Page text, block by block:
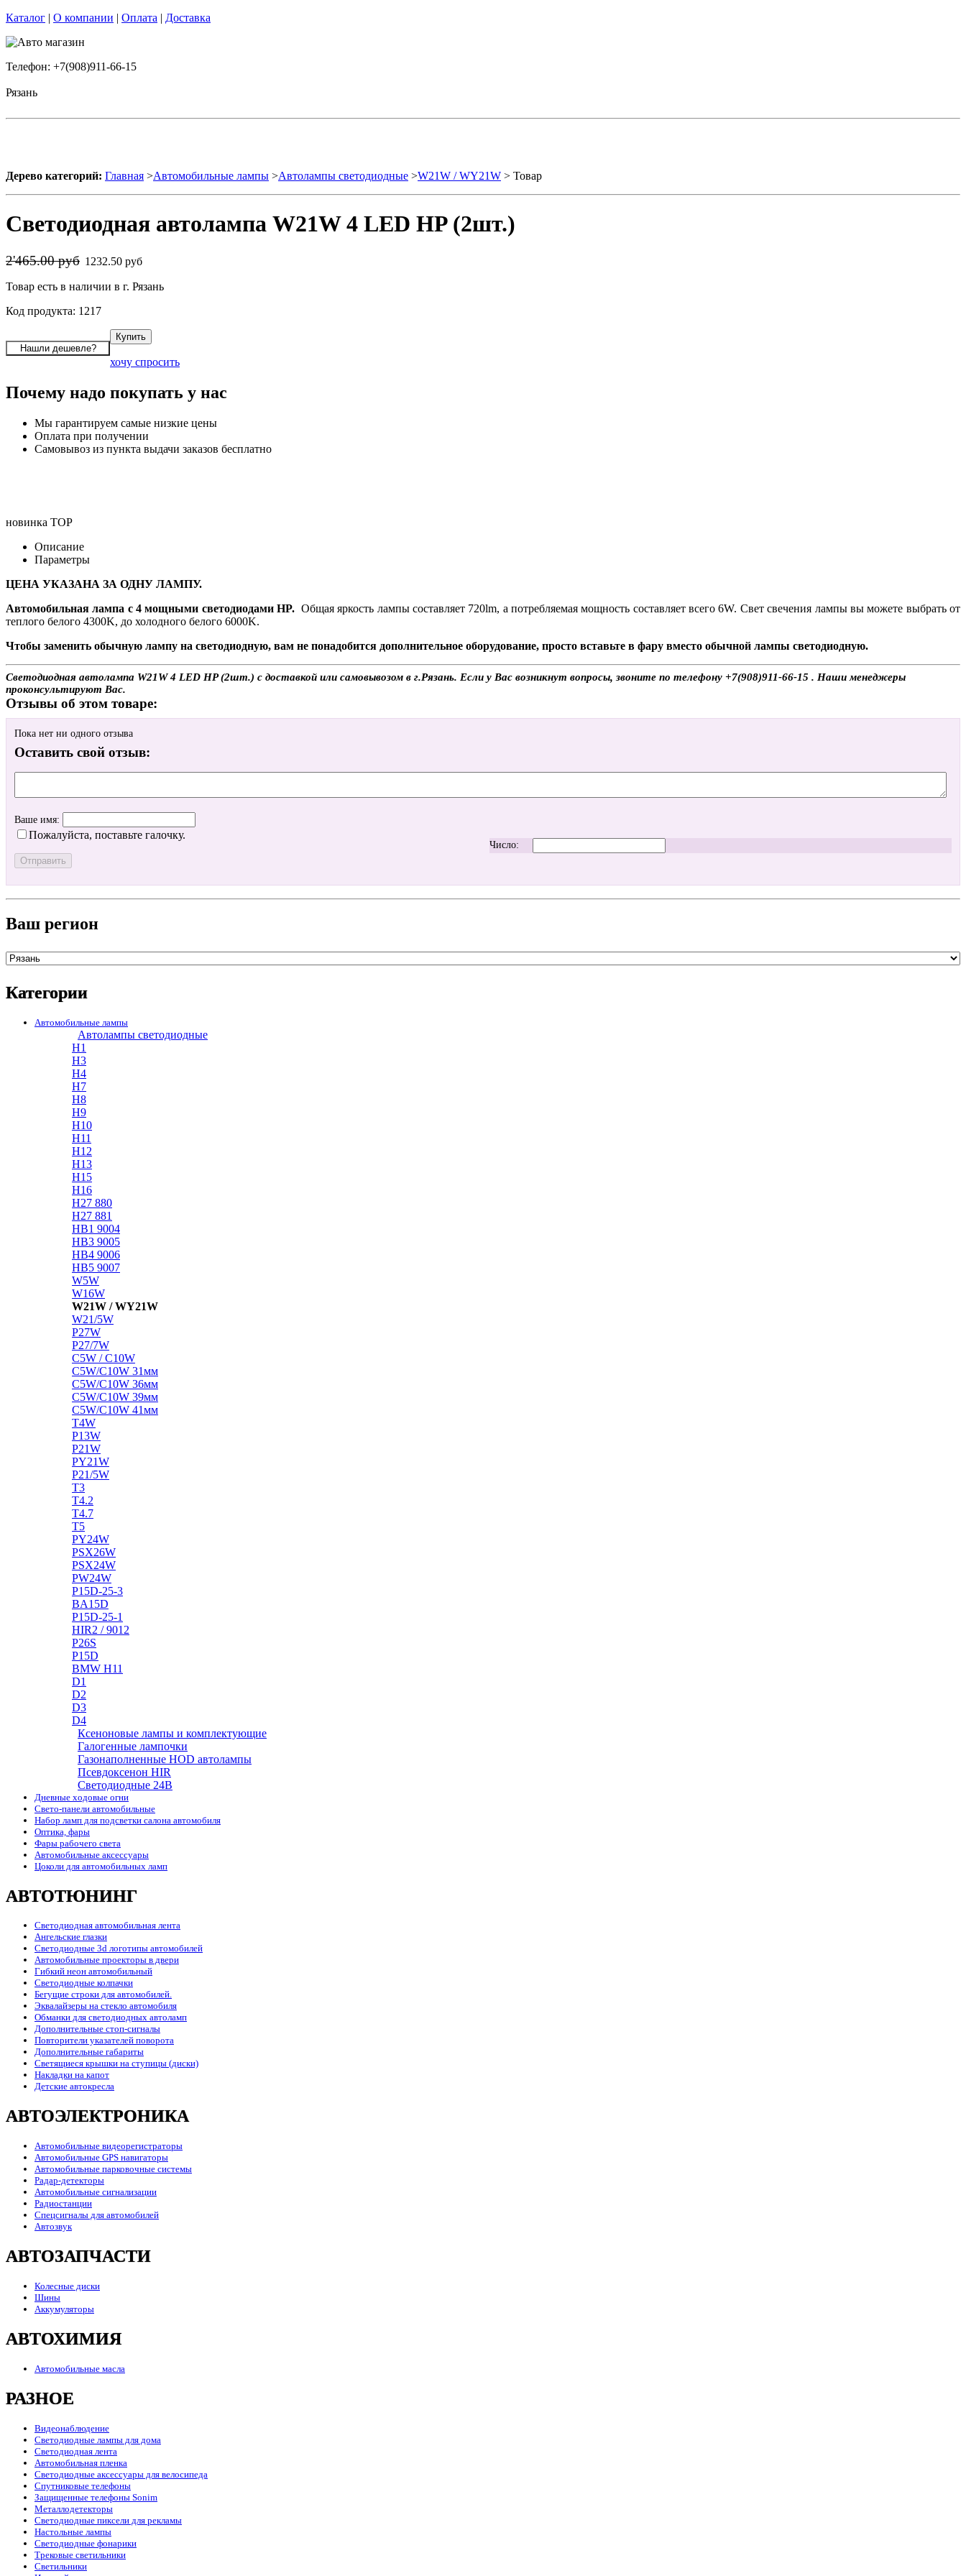
Каталог | О компании | Оплата | Доставка
Телефон: +7(908)911-66-15
Рязань
Дерево категорий: Главная >Автомобильные лампы >Автолампы светодиодные >W21W / WY21W > Товар
Светодиодная автолампа W21W 4 LED HP (2шт.)
2'465.00 руб 1232.50 руб
Товар есть в наличии в г. Рязань
Код продукта: 1217
хочу спросить
Почему надо покупать у нас
Мы гарантируем самые низкие цены
Оплата при получении
Самовывоз из пункта выдачи заказов бесплатно
новинка TOP
Описание
Параметры
ЦЕНА УКАЗАНА ЗА ОДНУ ЛАМПУ.
Автомобильная лампа с 4 мощными светодиодами HP. Общая яркость лампы составляет 720lm, а потребляемая мощность составляет всего 6W. Свет свечения лампы вы можете выбрать от
теплого белого 4300K, до холодного белого 6000K.
Чтобы заменить обычную лампу на светодиодную, вам не понадобится дополнительное оборудование, просто вставьте в фару вместо обычной лампы светодиодную.
Светодиодная автолампа W21W 4 LED HP (2шт.) с доставкой или самовывозом в г.Рязань. Если у Вас возникнут вопросы, звоните по телефону +7(908)911-66-15 . Наши менеджеры
проконсультируют Вас.
Отзывы об этом товаре:
Пока нет ни одного отзыва
Оставить свой отзыв:
Ваше имя:
Пожалуйста, поставьте галочку.
Число:
Ваш регион
Категории
Автомобильные лампы
Автолампы светодиодные
H1
H3
H4
H7
H8
H9
H10
H11
H12
H13
H15
H16
H27 880
H27 881
HB1 9004
HB3 9005
HB4 9006
HB5 9007
W5W
W16W
W21W / WY21W
W21/5W
P27W
P27/7W
C5W / C10W
C5W/C10W 31мм
C5W/C10W 36мм
C5W/C10W 39мм
C5W/C10W 41мм
T4W
P13W
P21W
PY21W
P21/5W
T3
T4.2
T4.7
T5
PY24W
PSX26W
PSX24W
PW24W
P15D-25-3
BA15D
P15D-25-1
HIR2 / 9012
P26S
P15D
BMW H11
D1
D2
D3
D4
Ксеноновые лампы и комплектующие
Галогенные лампочки
Газонаполненные HOD автолампы
Псевдоксенон HIR
Cветодиодные 24B
Дневные ходовые огни
Свето-панели автомобильные
Набор ламп для подсветки салона автомобиля
Оптика, фары
Фары рабочего света
Автомобильные аксессуары
Цоколи для автомобильных ламп
АВТОТЮНИНГ
Светодиодная автомобильная лента
Ангельские глазки
Светодиодные 3d логотипы автомобилей
Автомобильные проекторы в двери
Гибкий неон автомобильный
Светодиодные колпачки
Бегущие строки для автомобилей.
Эквалайзеры на стекло автомобиля
Обманки для светодиодных автоламп
Дополнительные стоп-сигналы
Повторители указателей поворота
Дополнительные габариты
Светящиеся крышки на ступицы (диски)
Накладки на капот
Детские автокресла
АВТОЭЛЕКТРОНИКА
Автомобильные видеорегистраторы
Автомобильные GPS навигаторы
Автомобильные парковочные системы
Радар-детекторы
Автомобильные сигнализации
Радиостанции
Спецсигналы для автомобилей
Автозвук
АВТОЗАПЧАСТИ
Колесные диски
Шины
Аккумуляторы
АВТОХИМИЯ
Автомобильные масла
РАЗНОЕ
Видеонаблюдение
Светодиодные лампы для дома
Светодиодная лента
Автомобильная пленка
Светодиодные аксессуары для велосипеда
Спутниковые телефоны
Защищенные телефоны Sonim
Металлодетекторы
Светодиодные пиксели для рекламы
Настольные лампы
Светодиодные фонарики
Трековые светильники
Светильники